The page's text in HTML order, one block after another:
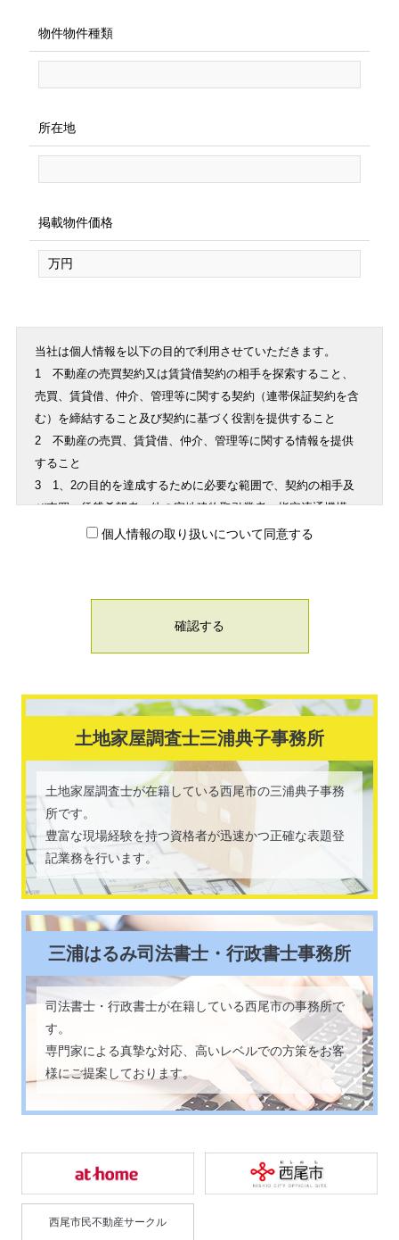
物件物件種類
所在地
掲載物件価格
当社は個人情報を以下の目的で利用させていただきます。
1 不動産の売買契約又は賃貸借契約の相手を探索すること、
売買、賃貸借、仲介、管理等に関する契約（連帯保証契約を含
む）を締結すること及び契約に基づく役割を提供すること
2 不動産の売買、賃貸借、仲介、管理等に関する情報を提供
すること
3 1、2の目的を達成するために必要な範囲で、契約の相手及
び売買・賃貸希望者、他の宅地建物取引業者、指定流通機構、
物件情報を書面又はインターネットで提供する者・団体・広告
理業者、保証委託会社又はお客様の同意を得た第三者に対して
?契約が成立した場合には、その生年月日、成約価格等を指定
?指定流通機構は、物件情報及び成約情報(成約情報は、売主
様・買主様・貸主様・借主様の氏名を含まず、物件の概要・契
約年月日・成約価格などの情報で構成されています)を指定流通
機構の会員たる宅地建物取引業者や公的な団体及び公的な目的
のために物件情報及び成約情報を利用する団体に電子データや
紙媒体で提供することなどの宅地建物取引業法に規定された指
定流通機構の業務のために利用致します。
①提供される情報は、氏名、住所、電話番、物件情報、成約情
報その他必要な項目です。
②提供は書面、電話、電子メール、インターネット、広告媒体
等の手段で行います。
③ご本心様からお申し付けがありましたら、提供は中止致しま
す。
※専属専任媒介契約、専任媒介契約が締結された場合には、宅
地建物取引業法に基づき、指定流通機構への登録及び成約情報
の通知が宅地建物取扱業者に義務付けられます。
話、電子メール等により連絡すること
5 お客様からのお問わせに応じるため及び4の目的を達成する
6 宅地見物取引業法49条に基づく帳簿として及びその資料と
個人情報の取り扱いについて同意する
土地家屋調査士三浦典子事務所
土地家屋調査士が在籍している西尾市の三浦典子事務
所です。
豊富な現場経験を持つ資格者が迅速かつ正確な表題登
記業務を行います。
三浦はるみ司法書士・行政書士事務所
司法書士・行政書士が在籍している西尾市の事務所で
す。
専門家による真摯な対応、高いレベルでの方策をお客
様にご提案しております。
西尾市民不動産サークル